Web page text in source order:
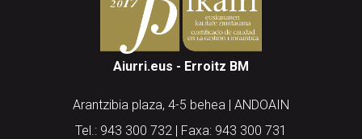
Aiurri.eus - Erroitz BM
Arantzibia plaza, 4-5 behea | ANDOAIN
Tel.: 943 300 732 | Faxa: 943 300 731